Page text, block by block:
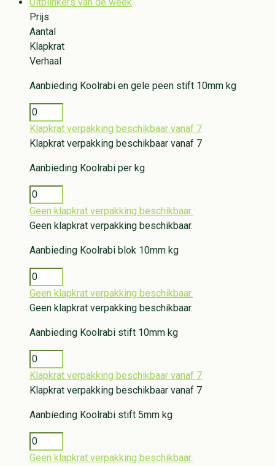
Uitblinkers van de week
Prijs
Aantal
Klapkrat
Verhaal
Aanbieding Koolrabi en gele peen stift 10mm kg
Klapkrat verpakking beschikbaar vanaf 7
Klapkrat verpakking beschikbaar vanaf 7
Aanbieding Koolrabi per kg
Geen klapkrat verpakking beschikbaar.
Geen klapkrat verpakking beschikbaar.
Aanbieding Koolrabi blok 10mm kg
Geen klapkrat verpakking beschikbaar.
Geen klapkrat verpakking beschikbaar.
Aanbieding Koolrabi stift 10mm kg
Klapkrat verpakking beschikbaar vanaf 7
Klapkrat verpakking beschikbaar vanaf 7
Aanbieding Koolrabi stift 5mm kg
Geen klapkrat verpakking beschikbaar.